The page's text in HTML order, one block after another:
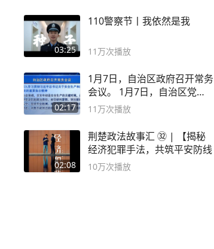
03:25
110警察节丨我依然是我
11万次播放
02:17
1月7日，自治区政府召开常务
会议。 1月7日，自治区党委
副书记
11万次播放
02:08
荆楚政法故事汇 ㉜ | 【揭秘
经济犯罪手法，共筑平安防线
10万次播放